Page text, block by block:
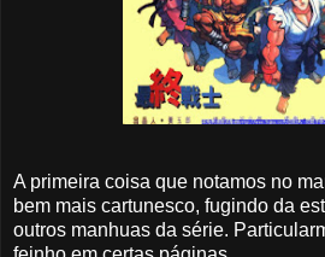
A primeira coisa que notamos no
bem mais cartunesco, fugindo da
outros manhuas da série.